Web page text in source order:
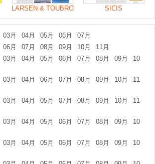
LARSEN & TOUBRO SICIS
03月 04月 05月 06月
07月
06月 07月 08月 09月 10月
11月
03月 04月 05月 06月 07月 08月 09月
10
03月 04月 06月 07月 08月 09月 10月
11
03月 04月 05月 07月 08月 09月 10月
11
03月 04月 05月 06月 07月 08月 09月
10
03月 04月 05月 06月 07月 08月 09月
10